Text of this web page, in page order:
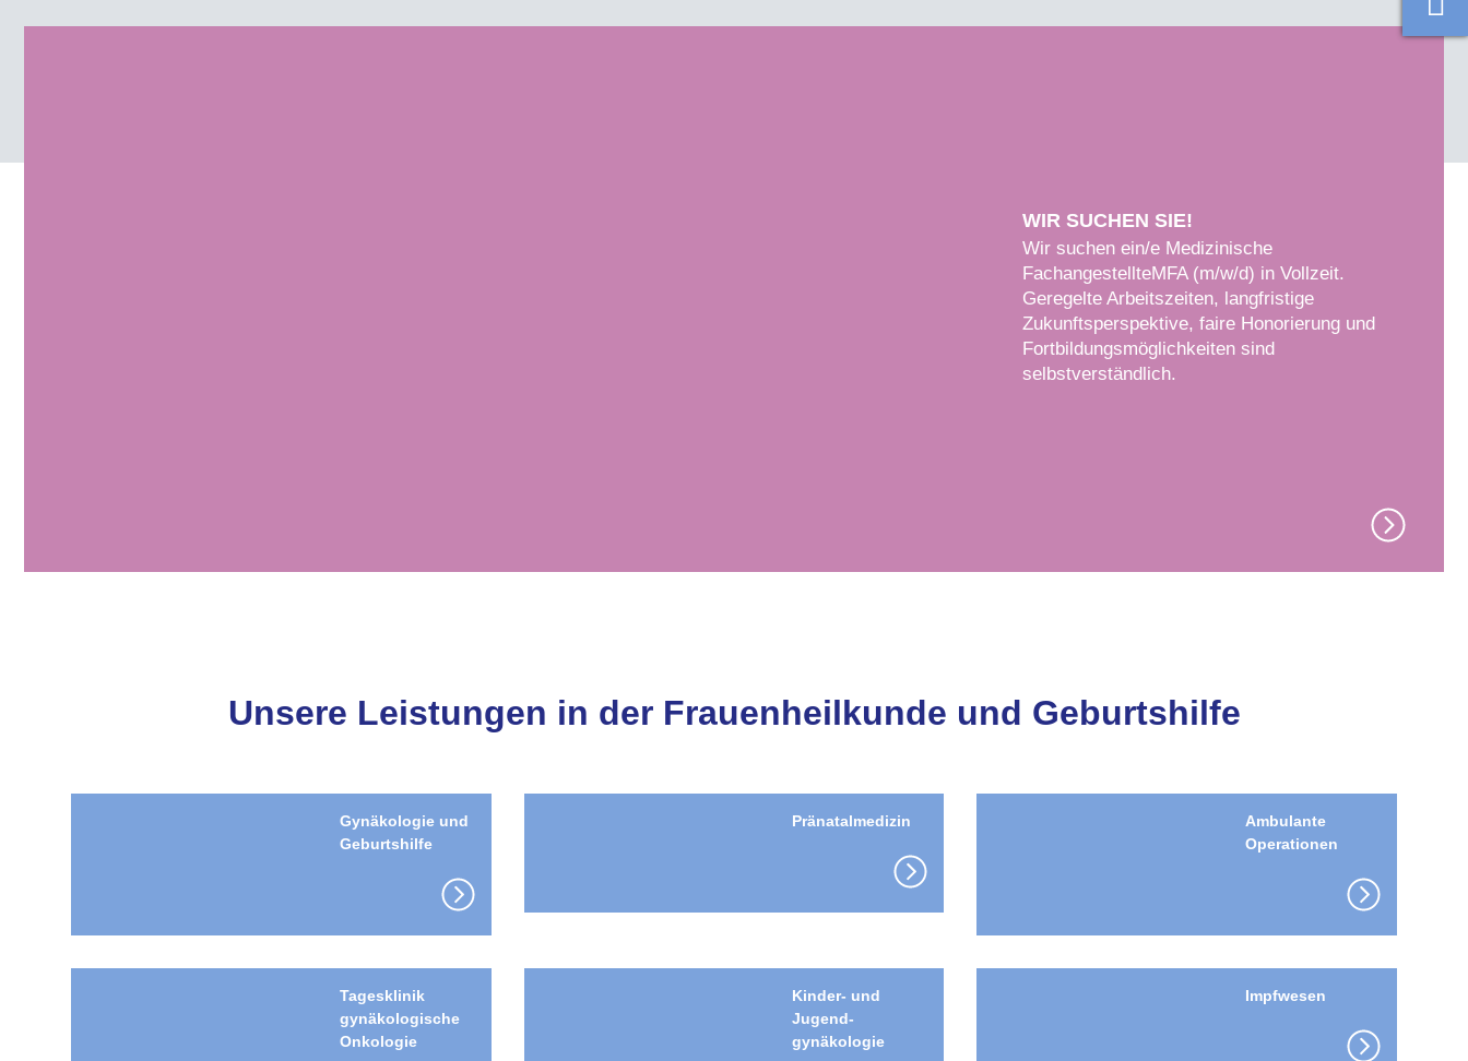
WIR SUCHEN SIE!
Wir suchen ein/e Medizinische
FachangestellteMFA (m/w/d) in Vollzeit.
Geregelte Arbeitszeiten, langfristige
Zukunftsperspektive, faire Honorierung und
Fortbildungsmöglichkeiten sind
selbstverständlich.
Unsere Leistungen in der Frauenheilkunde und Geburtshilfe
Gynäkologie und
Geburtshilfe
Pränatalmedizin
Ambulante
Operationen
Tagesklinik
gynäkolo­gische
Onkologie
Kinder- und
Jugend­
gynäkologie
Impfwesen